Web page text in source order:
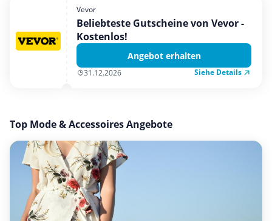
Vevor
Beliebteste Gutscheine von Vevor -
Kostenlos!
Angebot erhalten
31.12.2026 Siehe Details
Top Mode & Accessoires Angebote